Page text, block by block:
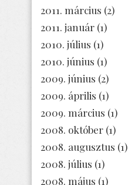
2011. március (2)
2011. január (1)
2010. július (1)
2010. június (1)
2009. június (2)
2009. április (1)
2009. március (1)
2008. október (1)
2008. augusztus (1)
2008. július (1)
2008. május (1)